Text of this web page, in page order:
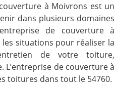
à Moivrons est un
dans plusieurs domaines
de couverture à
situations pour réaliser la
de votre toiture,
L’entreprise de couverture à
toitures dans tout le 54760.